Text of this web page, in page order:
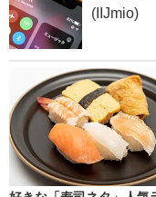
(IIJmio)